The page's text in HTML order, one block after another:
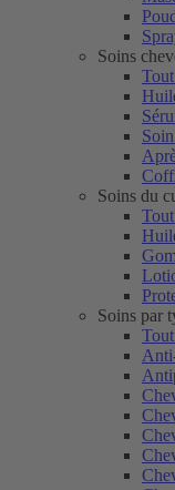
Soins
Soins du
Soins par